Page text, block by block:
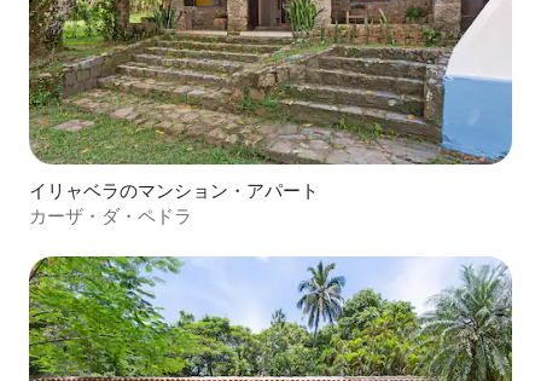
イリャベラのマンション・アパート
カーザ・ダ・ペドラ